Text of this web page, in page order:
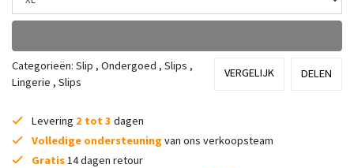
Categorieën: Slip , Ondergoed , Slips ,
Lingerie , Slips
VERGELIJK DELEN
Levering 2 tot 3 dagen
Volledige ondersteuning van ons verkoopsteam
Gratis 14 dagen retour